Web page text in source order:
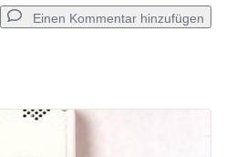
Einen Kommentar hinzufügen